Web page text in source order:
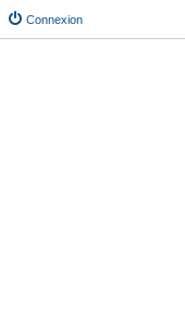
Connexion